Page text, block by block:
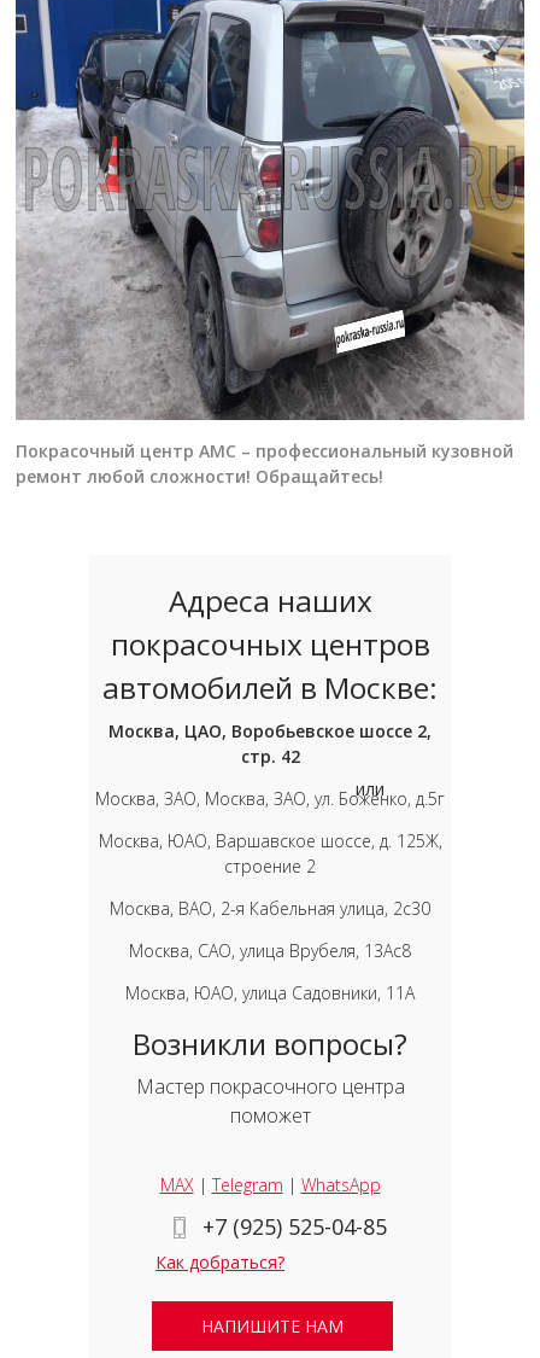
Покрасочный центр АМС – профессиональный кузовной
ремонт любой сложности! Обращайтесь!
Адреса наших
покрасочных центров
автомобилей в Москве:
Москва, ЦАО, Воробьевское шоссе 2,
стр. 42
Москва, ЗАО, Москва, ЗАО, ул. Боженко, д.5г
Москва, ЮАО, Варшавское шоссе, д. 125Ж,
строение 2
Москва, ВАО, 2-я Кабельная улица, 2с30
Москва, САО, улица Врубеля, 13Ас8
Москва, ЮАО, улица Садовники, 11А
Возникли вопросы?
Мастер покрасочного центра
поможет
MAX|Telegram | WhatsApp
+7 (925) 525-04-85
Как добраться?
или
НАПИШИТЕ НАМ